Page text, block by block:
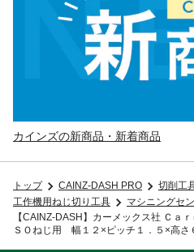
カインズの新商品・新着商品
トップ CAINZ-DASH PRO 切削工
工作機用ねじ切り工具
マシニングセ
【CAINZ-DASH】カーメックス社 Ｃａ
ＳＯねじ用 幅１２×ピッチ１．５×高さ